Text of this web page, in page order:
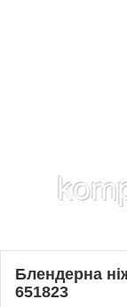
Блендерна
651823